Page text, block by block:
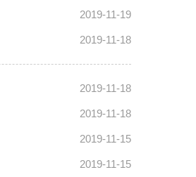
2019-11-19
2019-11-18
2019-11-18
2019-11-18
2019-11-15
2019-11-15